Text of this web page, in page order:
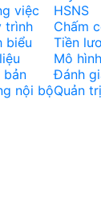
việc
trình
biểu
bản
nội bộ
HSNS
Chấm
Tiền
Mô
Đánh
Quản